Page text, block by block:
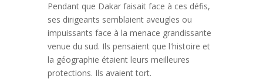
Pendant que Dakar faisait face à ces défis,
ses dirigeants semblaient aveugles ou
impuissants face à la menace grandissante
venue du sud. Ils pensaient que l'histoire et
la géographie étaient leurs meilleures
protections. Ils avaient tort.